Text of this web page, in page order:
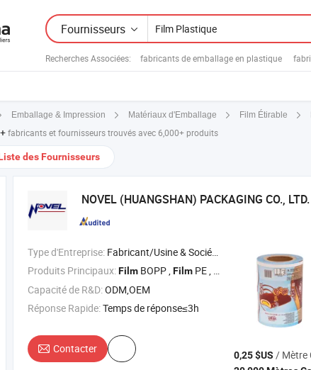
Fournisseurs
Recherches Associées: fabricants de emballage en plastique
Emballage & Impression Matériaux d'Emballage Film Étirable
fabricants et fournisseurs trouvés avec 6,000+ produits
des Fournisseurs
NOVEL (HUANGSHAN) PACKAGING CO., LTD.
Type d'Entreprise: Fabricant/Usine & Société Commerciale
Produits Principaux:Film BOPP ,Film PE , Film CPP , Film
Capacité de R&D:ODM,OEM
Réponse Rapide:Temps de réponse≤3h
Contacter 0,25 $US / Mètre